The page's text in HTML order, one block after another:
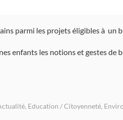
‭parmi les projets éligibles à un
enfants les notions et gestes
, Education / Citoyenneté,